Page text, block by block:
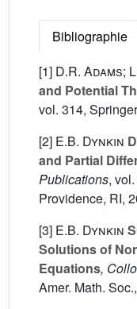
Bibliographie
[1] D.R. Adams;
and Potential
vol. 314,
[2] E.B. Dynkin
and Partial
Publications,
Providence, RI,
[3] E.B. Dynkin
Solutions of
Equations,
Amer. Math.